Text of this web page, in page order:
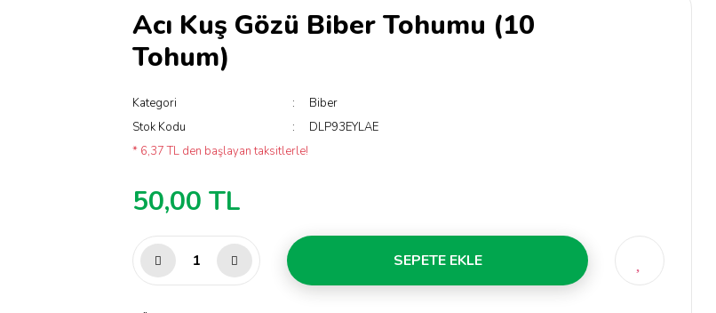
Acı Kuş Gözü Biber Tohumu (10
Tohum)
Kategori
Biber
Stok Kodu
DLP93EYLAE
* 6,37 TL den başlayan taksitlerle!
50,00 TL
SEPETE EKLE